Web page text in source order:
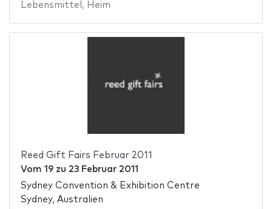
Lebensmittel , Heim
Reed Gift Fairs Februar 2011
Vom 19zu 23 Februar 2011
Sydney Convention & Exhibition Centre
Sydney, Australien